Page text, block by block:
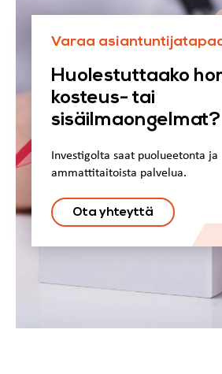
Varaa
Huolestuttaako
kosteus- tai
sisäilmaongelmat?
Investigolta saat puolueetonta ja
ammattitaitoista palvelua.
Ota yhteyttä